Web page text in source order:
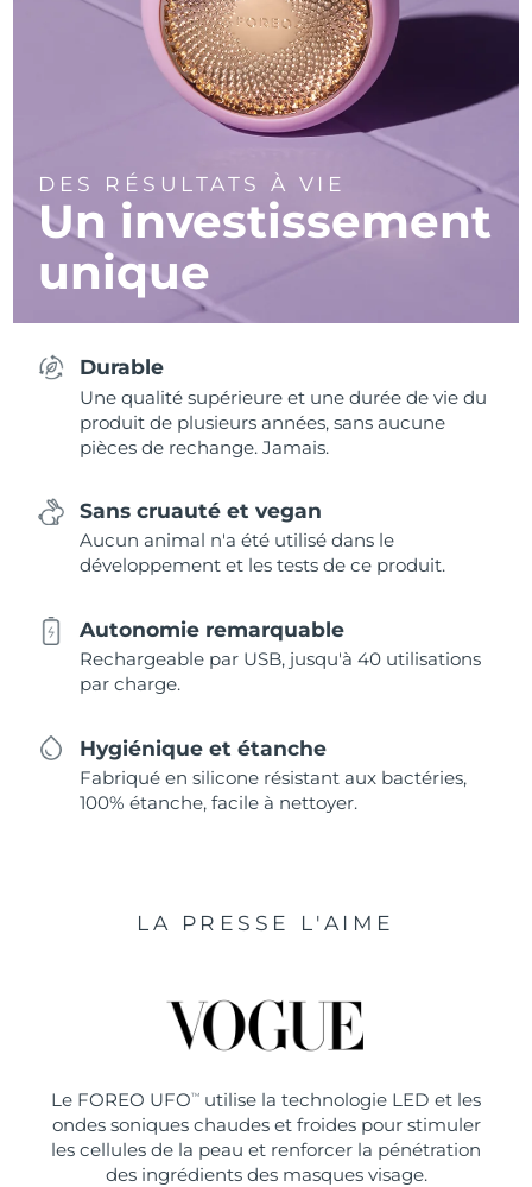
DES RÉSULTATS À VIE
Un investissement
unique
Durable
Une qualité supérieure et une durée de vie du
produit de plusieurs années, sans aucune
pièces de rechange. Jamais.
Sans cruauté et vegan
Aucun animal n'a été utilisé dans le
développement et les tests de ce produit.
Autonomie remarquable
Rechargeable par USB, jusqu'à 40 utilisations
par charge.
Hygiénique et étanche
Fabriqué en silicone résistant aux bactéries,
100% étanche, facile à nettoyer.
LA PRESSE L'AIME
Le FOREO UFO TM
utilise la technologie LED et les
ondes soniques chaudes et froides pour stimuler
les cellules de la peau et renforcer la pénétration
des ingrédients des masques visage.